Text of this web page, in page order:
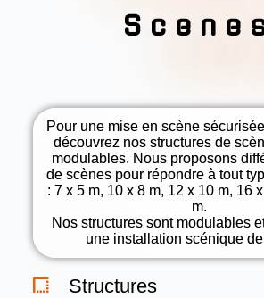
Pour une mise en scène
découvrez nos structures de
modulables. Nous proposons
de scènes pour répondre à tout
: 7 x 5 m, 10 x 8 m, 12 x 10 m, 16
m.
Nos structures sont modulables
une installation scénique
Structures